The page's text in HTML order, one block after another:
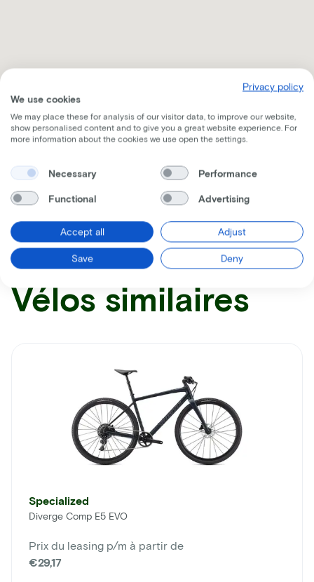
Recevez toutes les informations par mail
Vélos similaires
Specialized
Diverge Comp E5 EVO
Prix du leasing p/m à partir de
€29,17
Privacy policy
We use cookies
We may place these for analysis of our visitor data, to improve our website,
show personalised content and to give you a great website experience. For
more information about the cookies we use open the settings.
Necessary Performance
Functional Advertising
Accept all Adjust
Save Deny